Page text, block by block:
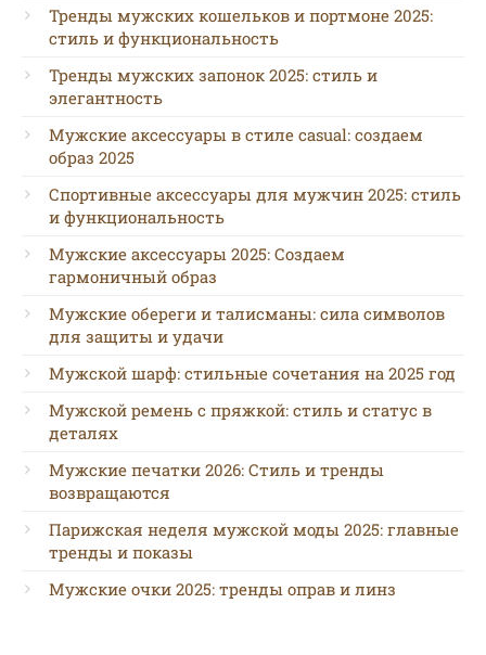
Тренды мужских кошельков и портмоне 2025:
стиль и функциональность
Тренды мужских запонок 2025: стиль и
элегантность
Мужские аксессуары в стиле casual: создаем
образ 2025
Спортивные аксессуары для мужчин 2025: стиль
и функциональность
Мужские аксессуары 2025: Создаем
гармоничный образ
Мужские обереги и талисманы: сила символов
для защиты и удачи
Мужской шарф: стильные сочетания на 2025 год
Мужской ремень с пряжкой: стиль и статус в
деталях
Мужские печатки 2026: Стиль и тренды
возвращаются
Парижская неделя мужской моды 2025: главные
тренды и показы
Мужские очки 2025: тренды оправ и линз